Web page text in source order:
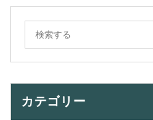
カテゴリー